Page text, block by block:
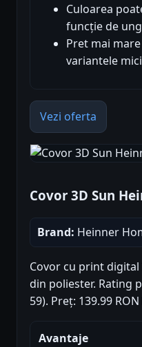
Culoarea
funcție de
Pret mai
variantele mici
Vezi oferta
Covor 3D Sun
Brand: Heinner
Covor cu print
din poliester. Rating
59). Preț: 139.99
Avantaje